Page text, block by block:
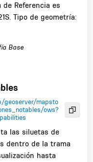
Referencia es
Tipo de geometría:
Base
geoserver/mapsto
ows?
las siluetas de
dentro de la trama
hasta